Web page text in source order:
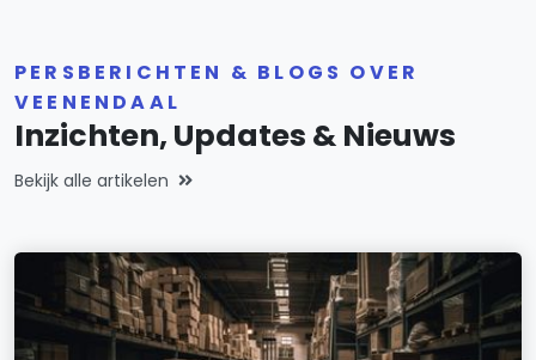
PERSBERICHTEN & BLOGS OVER
VEENENDAAL
Inzichten, Updates & Nieuws
Bekijk alle artikelen